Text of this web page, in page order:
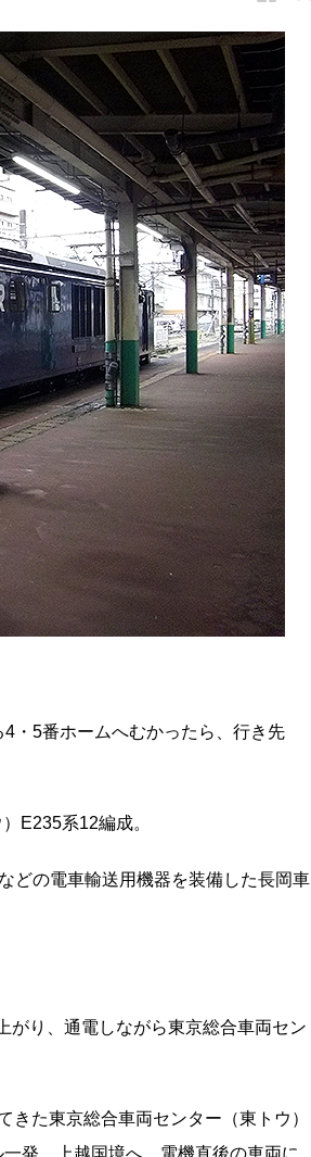
・5番ホームへむかったら、行き先
E235系12編成。
どの電車輸送用機器を装備した長岡車
がり、通電しながら東京総合車両セン
た東京総合車両センター（東トウ）
発、上越国境へ。電機直後の車両に